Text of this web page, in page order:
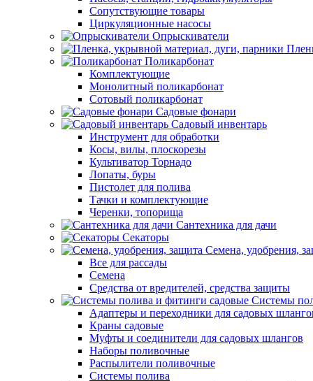
Сопутствующие товары
Циркуляционные насосы
Опрыскиватели
Поликарбонат
Комплектующие
Монолитный поликарбонат
Сотовый поликарбонат
Садовые фонари
Садовый инвентарь
Инструмент для обработки
Косы, вилы, плоскорезы
Культиватор Торнадо
Лопаты, буры
Пистолет для полива
Тачки и комплектующие
Черенки, топорища
Сантехника для дачи
Секаторы
Семена, удобрения,
Все для рассады
Семена
Средства от вредителей, средства защиты
Системы
Адаптеры и переходники для садовых
Краны садовые
Муфты и соединители для садовых шлангов
Наборы поливочные
Распылители поливочные
Системы полива